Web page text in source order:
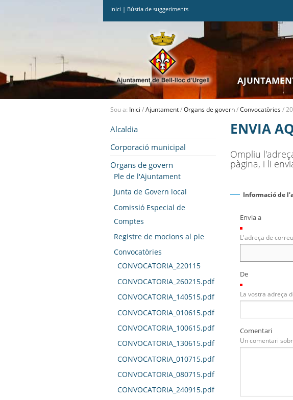
Inici | Bústia de suggeriments
Sou a: Inici /Ajuntament/Organs de govern/Convocatòries/
Alcaldia
Corporació municipal
Organs de govern
Ple de l'Ajuntament
Junta de Govern local
Comissió Especial de
Comptes
Registre de mocions al ple
Convocatòries
CONVOCATORIA_220115
CONVOCATORIA_260215.pdf
CONVOCATORIA_140515.pdf
CONVOCATORIA_010615.pdf
CONVOCATORIA_100615.pdf
CONVOCATORIA_130615.pdf
CONVOCATORIA_010715.pdf
CONVOCATORIA_080715.pdf
CONVOCATORIA_240915.pdf
ENVIA
Ompliu
pàgina, i li
Informació de
Envia a
L'adreça de
De
La vostra adreça
Comentari
Un comentari